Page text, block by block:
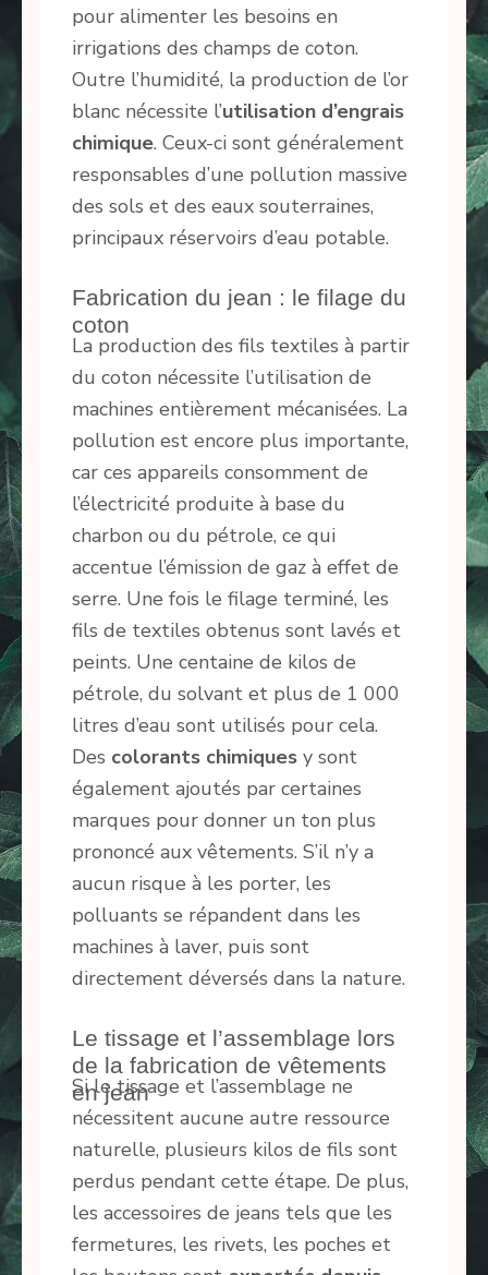
pour alimenter les besoins en
irrigations des champs de coton.
Outre l’humidité, la production de l’or
blanc nécessite l’utilisation d’engrais
chimique. Ceux-ci sont généralement
responsables d’une pollution massive
des sols et des eaux souterraines,
principaux réservoirs d’eau potable.
Fabrication du jean : le filage du
coton
La production des fils textiles à partir
du coton nécessite l’utilisation de
machines entièrement mécanisées. La
pollution est encore plus importante,
car ces appareils consomment de
l’électricité produite à base du
charbon ou du pétrole, ce qui
accentue l’émission de gaz à effet de
serre. Une fois le filage terminé, les
fils de textiles obtenus sont lavés et
peints. Une centaine de kilos de
pétrole, du solvant et plus de 1 000
litres d’eau sont utilisés pour cela.
Des colorants chimiques y sont
également ajoutés par certaines
marques pour donner un ton plus
prononcé aux vêtements. S’il n’y a
aucun risque à les porter, les
polluants se répandent dans les
machines à laver, puis sont
directement déversés dans la nature.
Le tissage et l’assemblage lors
de la fabrication de vêtements
en jean
Si le tissage et l’assemblage ne
nécessitent aucune autre ressource
naturelle, plusieurs kilos de fils sont
perdus pendant cette étape. De plus,
les accessoires de jeans tels que les
fermetures, les rivets, les poches et